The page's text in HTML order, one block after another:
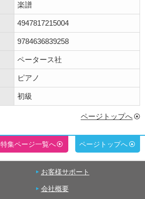
楽譜
4947817215004
9784636839258
ペータース社
ピアノ
初級
ページトップへ
特集ページ一覧へ ページトップへ
お客様サポート
会社概要